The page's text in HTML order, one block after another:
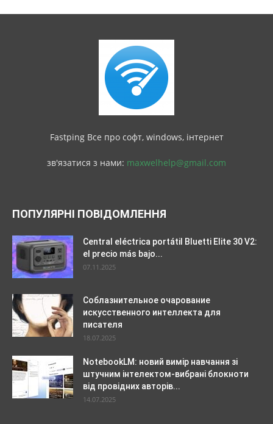
Fastping Все про софт, windows, інтернет
зв'язатися з нами: maxwelhelp@gmail.com
ПОПУЛЯРНІ ПОВІДОМЛЕННЯ
Central eléctrica portátil Bluetti Elite 30 V2:
el precio más bajo...
07.11.2025
Соблазнительное очарование
искусственного интеллекта для
писателя
18.07.2025
NotebookLM: новий вимір навчання зі
штучним інтелектом-вибрані блокноти
від провідних авторів...
14.07.2025